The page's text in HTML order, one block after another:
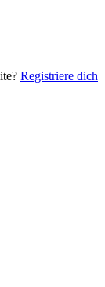
Registriere dich